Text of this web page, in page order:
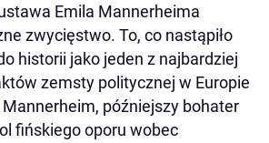
Emila Mannerheima
zwycięstwo. To, co nastąpiło
historii jako jeden z najbardziej
zemsty politycznej w Europie
późniejszy bohater
fińskiego oporu wobec